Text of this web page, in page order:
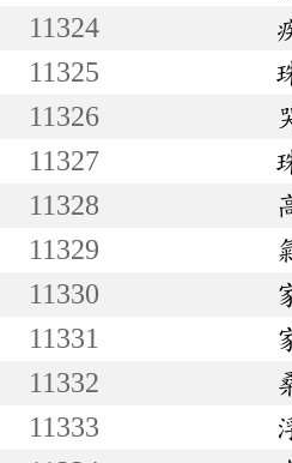
11324
11325
11326
11327
11328
11329
11330
11331
11332
11333